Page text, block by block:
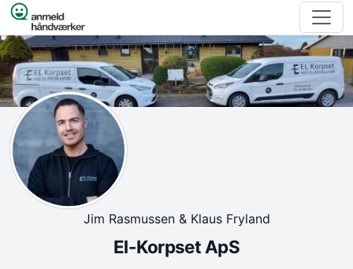
Spring til indhold
Jim Rasmussen & Klaus Fryland
El-Korpset ApS